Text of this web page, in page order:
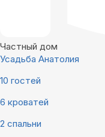
Частный дом
Усадьба Анатолия
10 гостей
6 кроватей
2 спальни